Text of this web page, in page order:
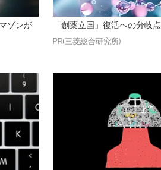
ゾンが 「創薬立国」復活への分岐点
PR(三菱総合研究所)